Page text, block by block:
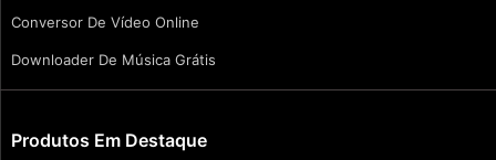
Conversor De Vídeo Online
Downloader De Música Grátis
Produtos Em Destaque